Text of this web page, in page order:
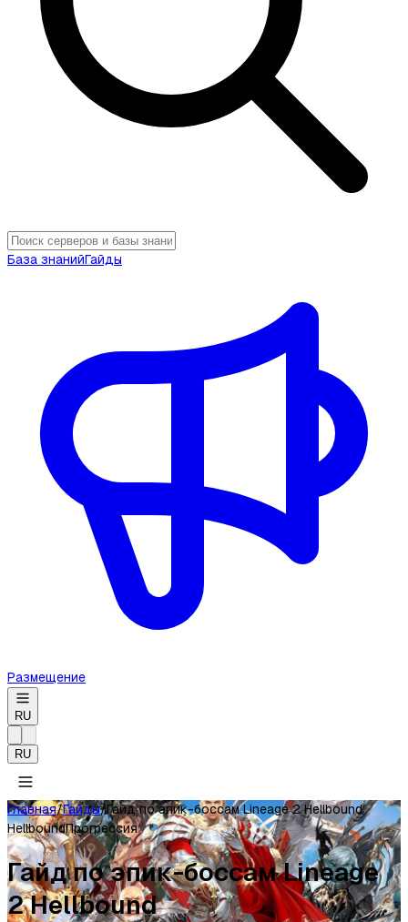
База знанийГайды
Размещение
RU
RU
Главная/Гайды/Гайд по эпик-боссам Lineage 2 Hellbound
HellboundПрогрессия
Гайд по эпик-боссам Lineage
2 Hellbound